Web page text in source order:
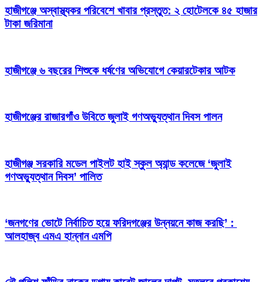
হাজীগঞ্জে অস্বাস্থ্যকর পরিবেশে খাবার প্রস্তুত: ২ হোটেলকে ৪৫ হাজার
টাকা জরিমানা
হাজীগঞ্জে ৬ বছরের শিশুকে ধর্ষণের অভিযোগে কেয়ারটেকার আটক
হাজীগঞ্জের রাজারগাঁও উবিতে জুলাই গণঅভ্যুত্থান দিবস পালন
হাজীগঞ্জ সরকারি মডেল পাইলট হাই স্কুল অ্যান্ড কলেজে ‘জুলাই
গণঅভ্যুত্থান দিবস’ পালিত
‘জনগণের ভোটে নির্বাচিত হয়ে ফরিদগঞ্জের উন্নয়নে কাজ করছি’ :
আলহাজ্ব এমএ হান্নান এমপি